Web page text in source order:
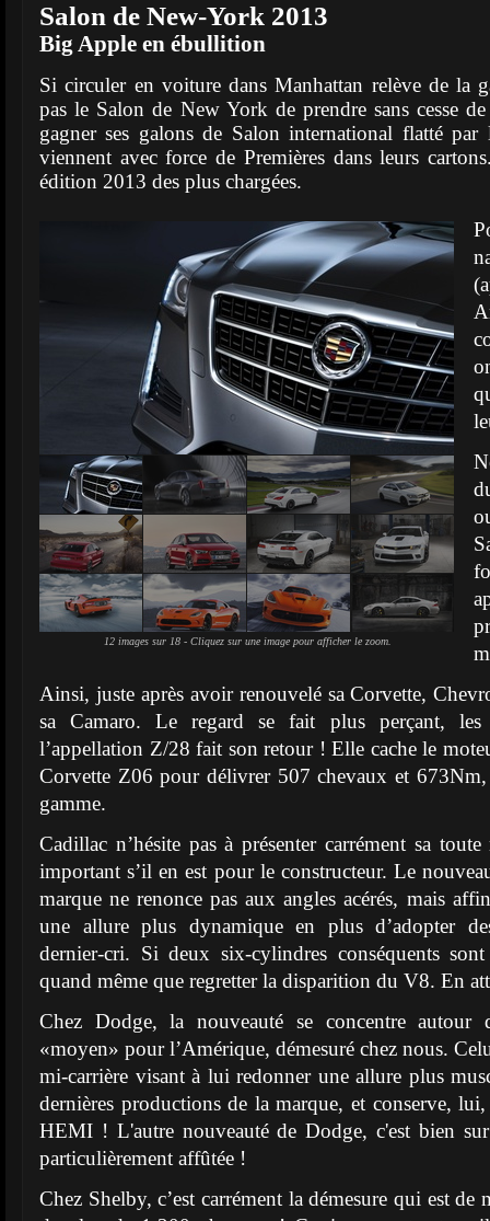
Salon de New-York 2013
Big Apple en ébullition
Si circuler en voiture dans Manhattan relève de la
pas le Salon de New York de prendre sans cesse
gagner ses galons de Salon international flatté
viennent avec force de Premières dans leurs
édition 2013 des plus chargées.
12 images sur 18 - Cliquez sur une image pour afficher le zoom.
Ainsi, juste après avoir renouvelé sa Corvette,
sa Camaro. Le regard se fait plus perçant,
l’appellation Z/28 fait son retour ! Elle cache le
Corvette Z06 pour délivrer 507 chevaux et
gamme.
Cadillac n’hésite pas à présenter carrément sa
important s’il en est pour le constructeur. Le
marque ne renonce pas aux angles acérés, mais
une allure plus dynamique en plus d’adopter
dernier-cri. Si deux six-cylindres conséquents
quand même que regretter la disparition du V8. En
Chez Dodge, la nouveauté se concentre
«moyen» pour l’Amérique, démesuré chez nous.
mi-carrière visant à lui redonner une allure plus
dernières productions de la marque, et conserve,
HEMI ! L'autre nouveauté de Dodge, c'est bien
particulièrement affûtée !
Chez Shelby, c’est carrément la démesure qui est de